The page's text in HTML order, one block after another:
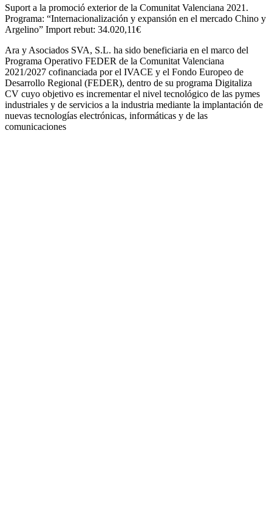
Suport a la promoció exterior de la Comunitat Valenciana 2021.
Programa: “Internacionalización y expansión en el mercado Chino y
Argelino” Import rebut: 34.020,11€
Ara y Asociados SVA, S.L. ha sido beneficiaria en el marco del
Programa Operativo FEDER de la Comunitat Valenciana
2021/2027 cofinanciada por el IVACE y el Fondo Europeo de
Desarrollo Regional (FEDER), dentro de su programa Digitaliza
CV cuyo objetivo es incrementar el nivel tecnológico de las pymes
industriales y de servicios a la industria mediante la implantación de
nuevas tecnologías electrónicas, informáticas y de las
comunicaciones